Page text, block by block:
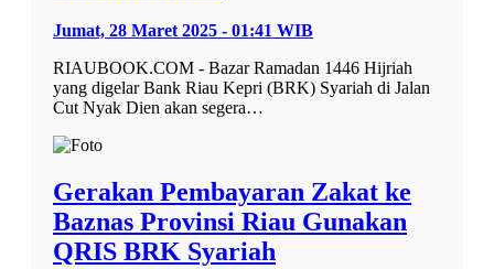
Jumat, 28 Maret 2025 - 01:41 WIB
RIAUBOOK.COM - Bazar Ramadan 1446 Hijriah
yang digelar Bank Riau Kepri (BRK) Syariah di Jalan
Cut Nyak Dien akan segera…
Gerakan Pembayaran Zakat ke
Baznas Provinsi Riau Gunakan
QRIS BRK Syariah